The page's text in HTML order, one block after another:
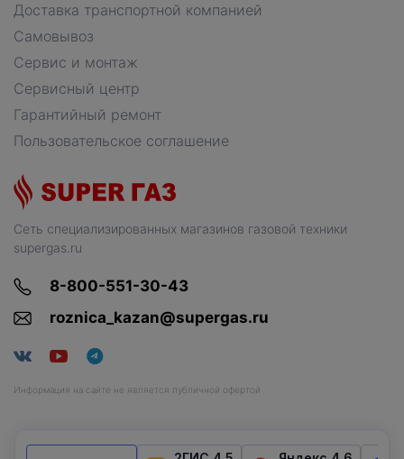
Сеть специализированных магазинов газовой техники
supergas.ru
8-800-551-30-43
roznica_kazan@supergas.ru
Информация на сайте не является публичной офертой
Доставка транспортной компанией
Самовывоз
Сервис и монтаж
Сервисный центр
Гарантийный ремонт
Пользовательское соглашение